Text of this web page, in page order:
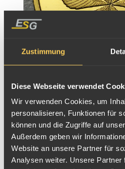
Zustimmung
Diese Webseite verwendet
Wir verwenden Cookies, um
personalisieren, Funktionen für
können und die Zugriffe auf
Außerdem geben wir
Website an unsere Partner für
Analysen weiter. Unsere
20 Euro Goldmünze "Kastanie"